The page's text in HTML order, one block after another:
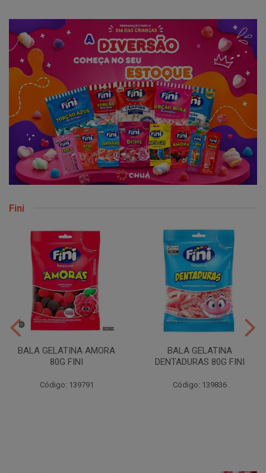
Fini
BALA GELATINA AMORA
80G FINI
Código: 139791
BALA GELATINA
DENTADURAS 80G FINI
Código: 139836